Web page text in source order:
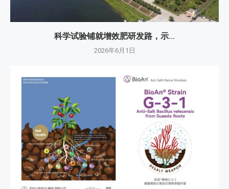
科学试验铺就增效肥研发路，示...
2026年6月1日